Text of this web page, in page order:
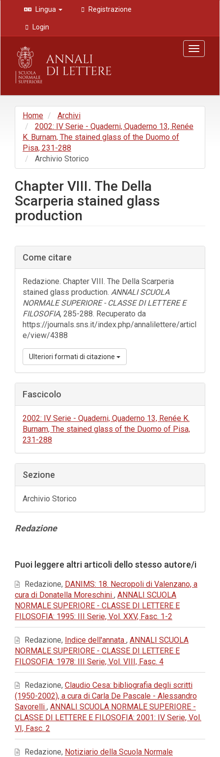
Navigazione
principale
Contenuto
principale
Barra
laterale
Lingua Registrazione
Login
Toggle
Home
Archivi
2002: IV Serie - Quaderni, Quaderno 13, Renée
K. Burnam, The stained glass of the Duomo of
Pisa, 231-288
Archivio Storico
Chapter VIII. The Della
Scarperia stained glass
production
Barra
laterale
dell'articolo
Come citare
Redazione. Chapter VIII. The Della Scarperia
stained glass production. ANNALI SCUOLA
NORMALE SUPERIORE - CLASSE DI LETTERE E
FILOSOFIA, 285-288. Recuperato da
https://journals.sns.it/index.php/annalilettere/articl
e/view/4388
Ulteriori formati di citazione
Fascicolo
2002: IV Serie - Quaderni, Quaderno 13, Renée K.
Burnam, The stained glass of the Duomo of Pisa,
231-288
Sezione
Archivio Storico
Contenuto
Redazione
dell'articolo
Puoi leggere altri articoli dello stesso autore/i
Redazione, DANIMS: 18. Necropoli di Valenzano, a
cura di Donatella Moreschini , ANNALI SCUOLA
NORMALE SUPERIORE - CLASSE DI LETTERE E
FILOSOFIA: 1995: III Serie, Vol. XXV, Fasc. 1-2
Redazione, Indice dell'annata , ANNALI SCUOLA
NORMALE SUPERIORE - CLASSE DI LETTERE E
FILOSOFIA: 1978: III Serie, Vol. VIII, Fasc. 4
Redazione, Claudio Cesa: bibliografia degli scritti
(1950-2002), a cura di Carla De Pascale - Alessandro
Savorelli , ANNALI SCUOLA NORMALE SUPERIORE -
CLASSE DI LETTERE E FILOSOFIA: 2001: IV Serie, Vol.
VI, Fasc. 2
Redazione, Notiziario della Scuola Normale